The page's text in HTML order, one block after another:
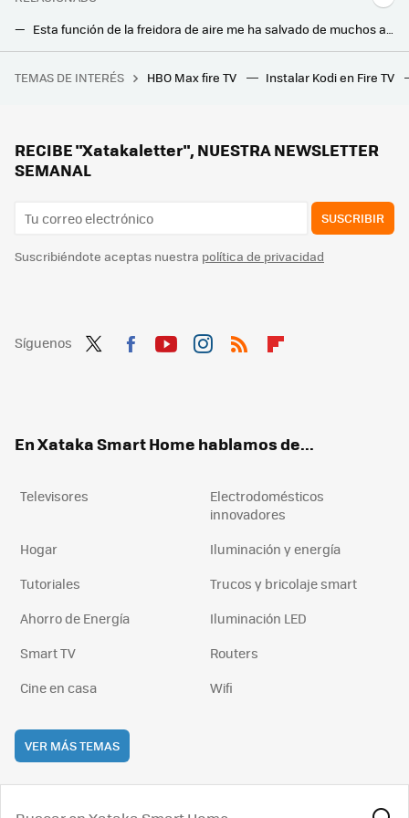
El agujero de la cuchara para espaguetis no está de adorno. Estos son sus dos usos principales
Ya en Netflix el aclamado thriller que aspira a ser la siguiente 'Oppenheimer' y que tiene varios de los momentos más tensos del año
TEMAS DE INTERÉS HBO Max fire TV Instalar Kodi en Fire TV
RECIBE "Xatakaletter", NUESTRA NEWSLETTER
SEMANAL
SUSCRIBIR
Suscribiéndote aceptas nuestra política de privacidad
Síguenos
En Xataka Smart Home hablamos de...
Televisores
Electrodomésticos
innovadores
Hogar
Iluminación y energía
Tutoriales
Trucos y bricolaje smart
Ahorro de Energía
Iluminación LED
Smart TV
Routers
Cine en casa
Wifi
VER MÁS TEMAS